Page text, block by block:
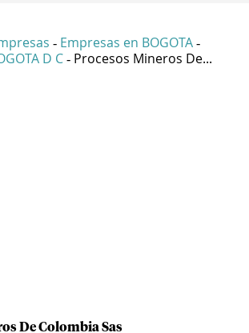
- Empresas en BOGOTA -
D C - Procesos Mineros De...
De Colombia Sas